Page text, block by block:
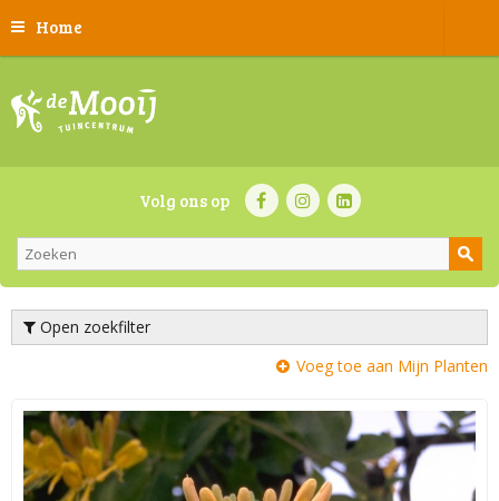
Home
Volg ons op
Open zoekfilter
Voeg toe aan Mijn Planten